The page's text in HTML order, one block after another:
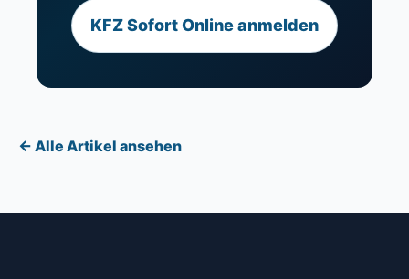
KFZ Sofort Online anmelden
← Alle Artikel ansehen